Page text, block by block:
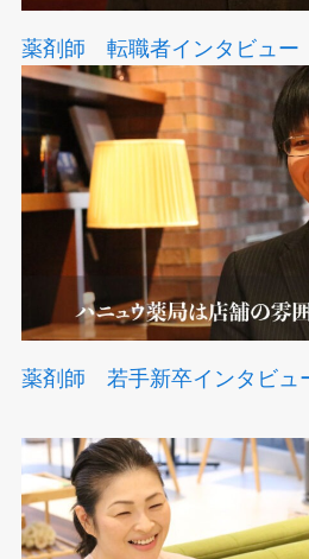
薬剤師 転職者インタビュー
薬剤師 若手新卒インタビュ